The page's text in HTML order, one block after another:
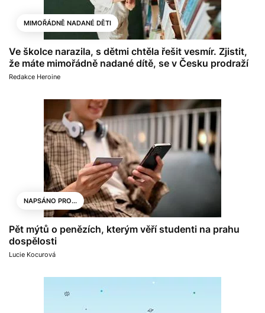
MIMOŘÁDNĚ NADANÉ DĚTI
Ve školce narazila, s dětmi chtěla řešit vesmír. Zjistit,
že máte mimořádně nadané dítě, se v Česku prodraží
Redakce Heroine
NAPSÁNO PRO...
Pět mýtů o penězích, kterým věří studenti na prahu
dospělosti
Lucie Kocurová